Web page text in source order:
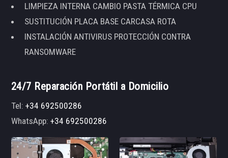
LIMPIEZA INTERNA CAMBIO PASTA TÉRMICA CPU
SUSTITUCIÓN PLACA BASE CARCASA ROTA
INSTALACIÓN ANTIVIRUS PROTECCIÓN CONTRA
RANSOMWARE
24/7 Reparación Portátil a Domicilio
Tel:+34 692500286
WhatsApp:+34 692500286